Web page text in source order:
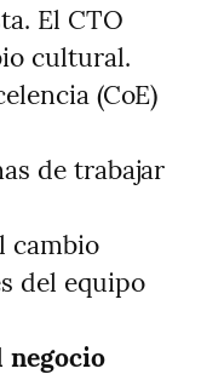
El CTO
cultural.
(CoE)
de trabajar
cambio
del equipo
negocio